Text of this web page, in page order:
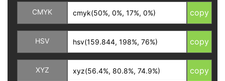
CMYK copy
HSV copy
XYZ copy